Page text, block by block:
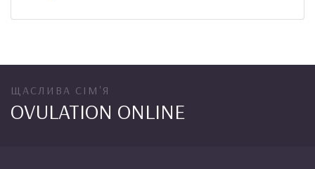
ЩАСЛИВА СІМ'Я
OVULATION ONLINE